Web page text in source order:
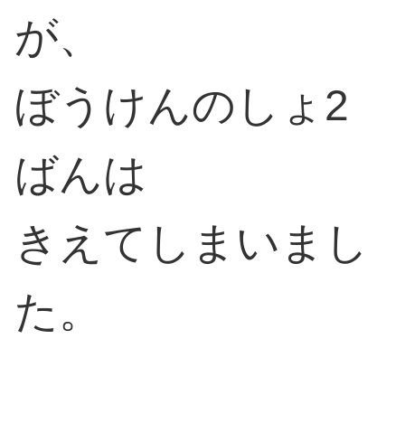
が、
ぼうけんのしょ2
ばんは
きえてしまいまし
た。